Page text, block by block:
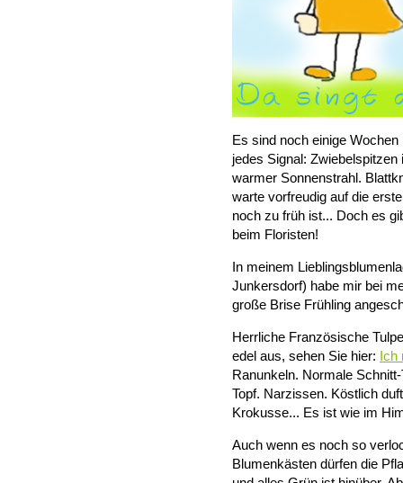
Es sind noch einige
jedes Signal:
warmer Sonnenstrahl.
warte vorfreudig auf die
noch zu früh ist... Doch es
beim Floristen!
In meinem
Junkersdorf) habe mir bei
große Brise Frühling
Herrliche Französische
edel aus, sehen Sie hier: Ich
Ranunkeln. Normale
Topf. Narzissen. Köstlich
Krokusse... Es ist wie im
Auch wenn es noch so
Blumenkästen dürfen die